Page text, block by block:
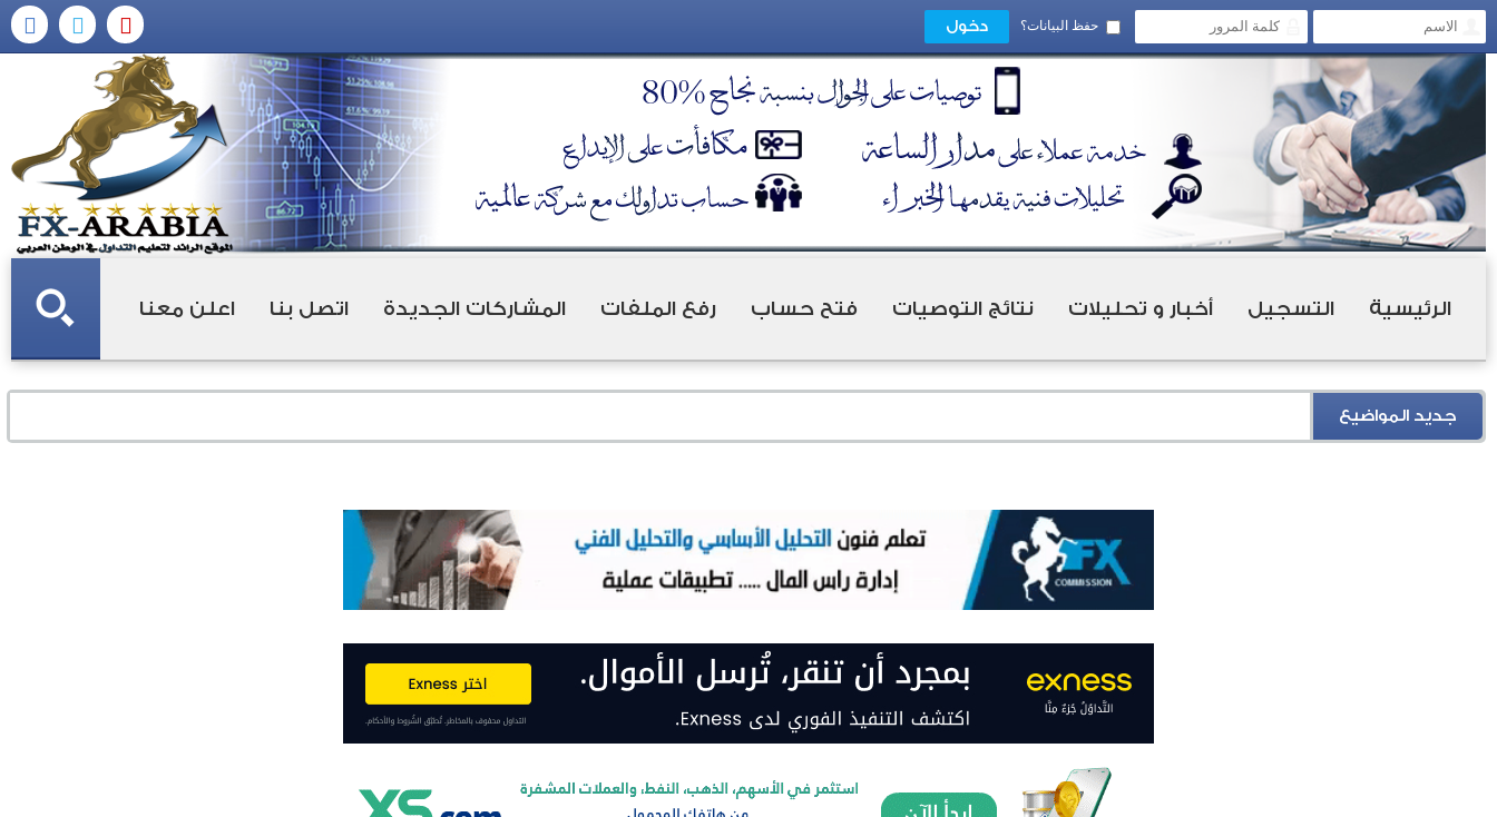
حفظ البيانات؟
الرئيسية التسجيل أخبار و تحليلات نتائج التوصيات فتح حساب رفع الملفات المشاركات الجديدة اتصل بنا اعلن معنا
جديد المواضيع